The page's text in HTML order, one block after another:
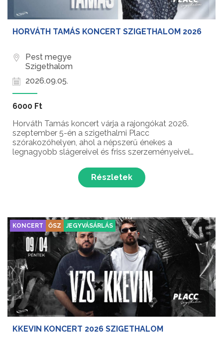
HORVÁTH TAMÁS KONCERT SZIGETHALOM 2026
Pest megye
Szigethalom
2026.09.05.
6000 Ft
Horváth Tamás koncert várja a rajongókat 2026.
szeptember 5-én a szigethalmi Placc
szórakozóhelyen, ahol a népszerű énekes a
legnagyobb slágereivel és friss szerzeményeivel
energiával, tánccal és énekléssel, hiszen Horváth
Tamás minden számát a rajongók ...
Részletek
KONCERT ŐSZ JEGYVÁSÁRLÁS
KKEVIN KONCERT 2026 SZIGETHALOM